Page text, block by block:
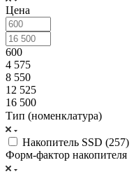
Цена
600
4 575
8 550
12 525
16 500
Тип (номенклатура)
Накопитель SSD (257)
Форм-фактор накопителя